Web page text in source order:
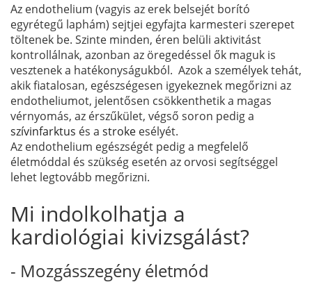
Az endothelium (vagyis az erek belsejét borító
egyrétegű laphám) sejtjei egyfajta karmesteri szerepet
töltenek be. Szinte minden, éren belüli aktivitást
kontrollálnak, azonban az öregedéssel ők maguk is
vesztenek a hatékonyságukból. Azok a személyek tehát,
akik fiatalosan, egészségesen igyekeznek megőrizni az
endotheliumot, jelentősen csökkenthetik a magas
vérnyomás, az érszűkület, végső soron pedig a
szívinfarktus és a stroke esélyét.
Az endothelium egészségét pedig a megfelelő
életmóddal és szükség esetén az orvosi segítséggel
lehet legtovább megőrizni.
Mi indolkolhatja a
kardiológiai kivizsgálást?
- Mozgásszegény életmód